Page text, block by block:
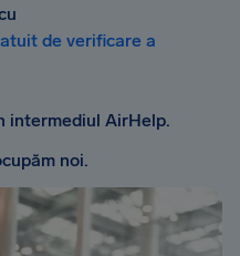
de verificare a
intermediul AirHelp.
noi.